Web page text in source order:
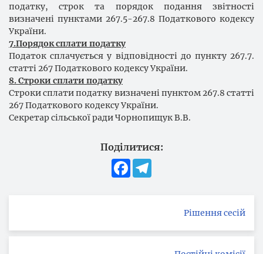
податку, строк та порядок подання звітності
визначені пунктами 267.5-267.8 Податкового кодексу
України.
7.Порядок сплати податку
Податок сплачується у відповідності до пункту 267.7.
статті 267 Податкового кодексу України.
8. Строки сплати податку
Строки сплати податку визначені пунктом 267.8 статті
267 Податкового кодексу України.
Секретар сільської ради Чорнопищук В.В.
Поділитися:
Facebook
Рішення сесій